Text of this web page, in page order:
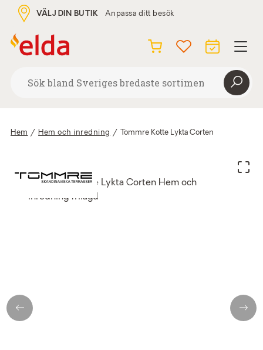
VÄLJ DIN BUTIK Anpassa ditt besök
Hem / Hem och inredning / Tommre Kotte Lykta Corten
Previous Next